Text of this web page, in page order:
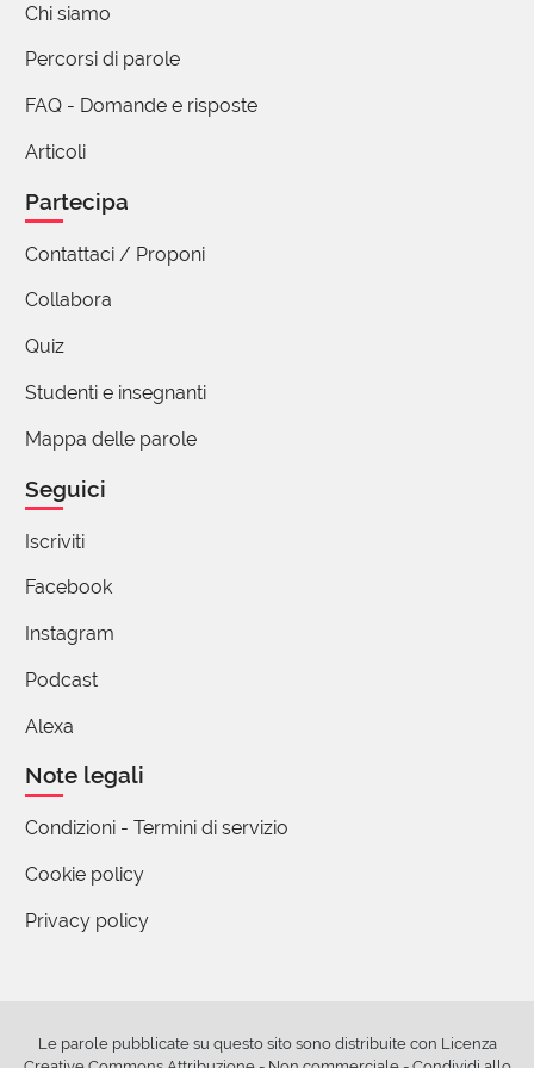
Chi siamo
Percorsi di parole
FAQ - Domande e risposte
Articoli
Partecipa
Contattaci / Proponi
Collabora
Quiz
Studenti e insegnanti
Mappa delle parole
Seguici
Iscriviti
Facebook
Instagram
Podcast
Alexa
Note legali
Condizioni - Termini di servizio
Cookie policy
Privacy policy
Le parole pubblicate su questo sito sono distribuite con Licenza